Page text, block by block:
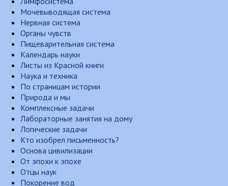
Мочевыводящая система
Нервная система
Органы чувств
Пищеварительная система
Календарь науки
Листы из Красной книги
Наука и техника
По страницам истории
Природа и мы
Комплексные задачи
Лабораторные занятия на дому
Логические задачи
Кто изобрел письменность?
Основа цивилизации
От эпохи к эпохе
Отцы наук
Покорение вод